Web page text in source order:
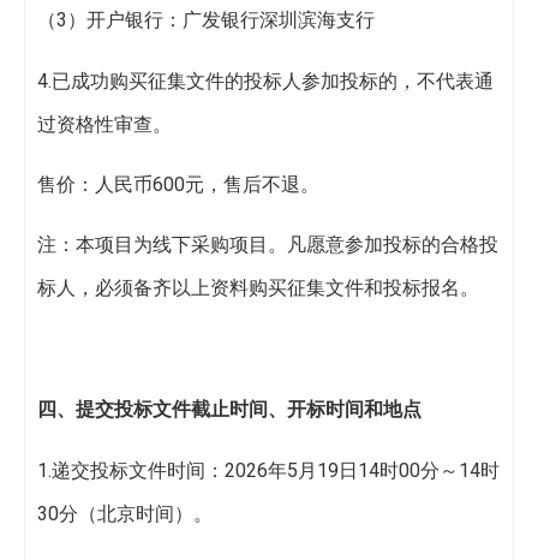
（3）开户银行：广发银行深圳滨海支行
4.已成功购买征集文件的投标人参加投标的，不代表通
过资格性审查。
售价：人民币600元，售后不退。
注：本项目为线下采购项目。凡愿意参加投标的合格投
标人，必须备齐以上资料购买征集文件和投标报名。
四、提交投标文件截止时间、开标时间和地点
1.递交投标文件时间：2026年5月19日14时00分～14时
30分（北京时间）。